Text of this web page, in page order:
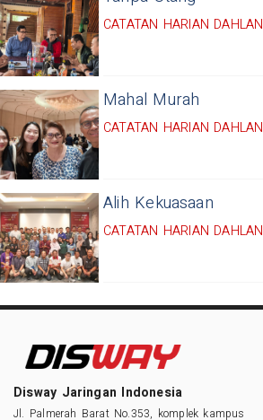
CATATAN HARIAN DAHLAN
Mahal Murah
CATATAN HARIAN DAHLAN
Alih Kekuasaan
CATATAN HARIAN DAHLAN
Disway Jaringan Indonesia
Jl. Palmerah Barat No.353, komplek kampus